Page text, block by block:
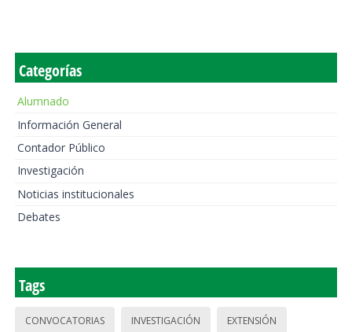
Categorías
Alumnado
Información General
Contador Público
Investigación
Noticias institucionales
Debates
Tags
CONVOCATORIAS INVESTIGACIÓN EXTENSIÓN